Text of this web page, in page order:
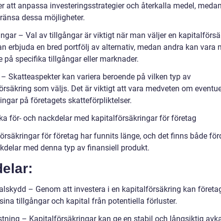
att anpassa investeringsstrategier och återkalla medel,
dessa möjligheter.
– Val av tillgångar är viktigt när man väljer en
erbjuda en bred portfölj av alternativ, medan andra kan vara
på specifika tillgångar eller marknader.
Skatteaspekter kan variera beroende på vilken typ av
som väljs. Det är viktigt att vara medveten om
på företagets skatteförpliktelser.
för- och nackdelar med kapitalförsäkringar för företag
för företag har funnits länge, och det finns både
med denna typ av finansiell produkt.
– Genom att investera i en kapitalförsäkring kan
tillgångar och kapital från potentiella förluster.
– Kapitalförsäkringar kan ge en stabil och långsiktig